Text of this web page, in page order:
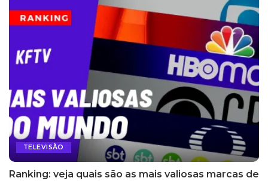
TELEVISÃO
Ranking: veja quais são as mais valiosas marcas de